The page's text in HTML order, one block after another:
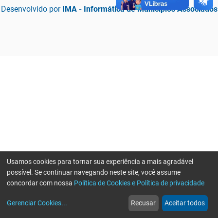
Desenvolvido por IMA - Informática de Municípios Associados
web
Notícias
more_horiz
Mais
Usamos cookies para tornar sua experiência a mais agradável
possível. Se continuar navegando neste site, você assume
concordar com nossa Política de Cookies e Política de privacidade
Gerenciar Cookies... Recusar Aceitar todos
Erro ao enviar informações, por favor tente novamente